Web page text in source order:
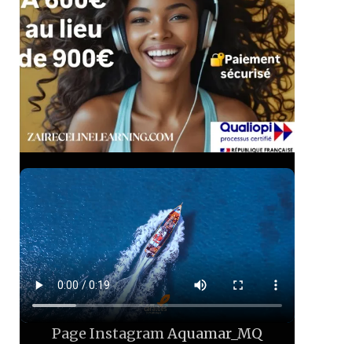
Page InstagramAquamar_MQ